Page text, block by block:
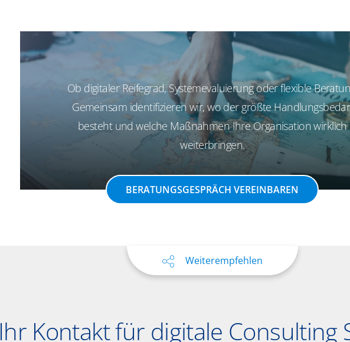
Ob digitaler Reifegrad, Systemevaluierung oder flexible
Gemeinsam identifizieren wir, wo der größte
besteht und welche Maßnahmen Ihre Organisation wirklich
weiterbringen.
BERATUNGSGESPRÄCH VEREINBAREN
Weiterempfehlen
Ihr Kontakt für digitale Consulting